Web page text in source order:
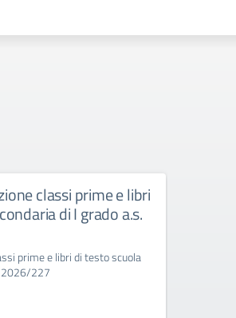
classi prime e libri
di I grado a.s.
prime e libri di testo scuola
2026/227